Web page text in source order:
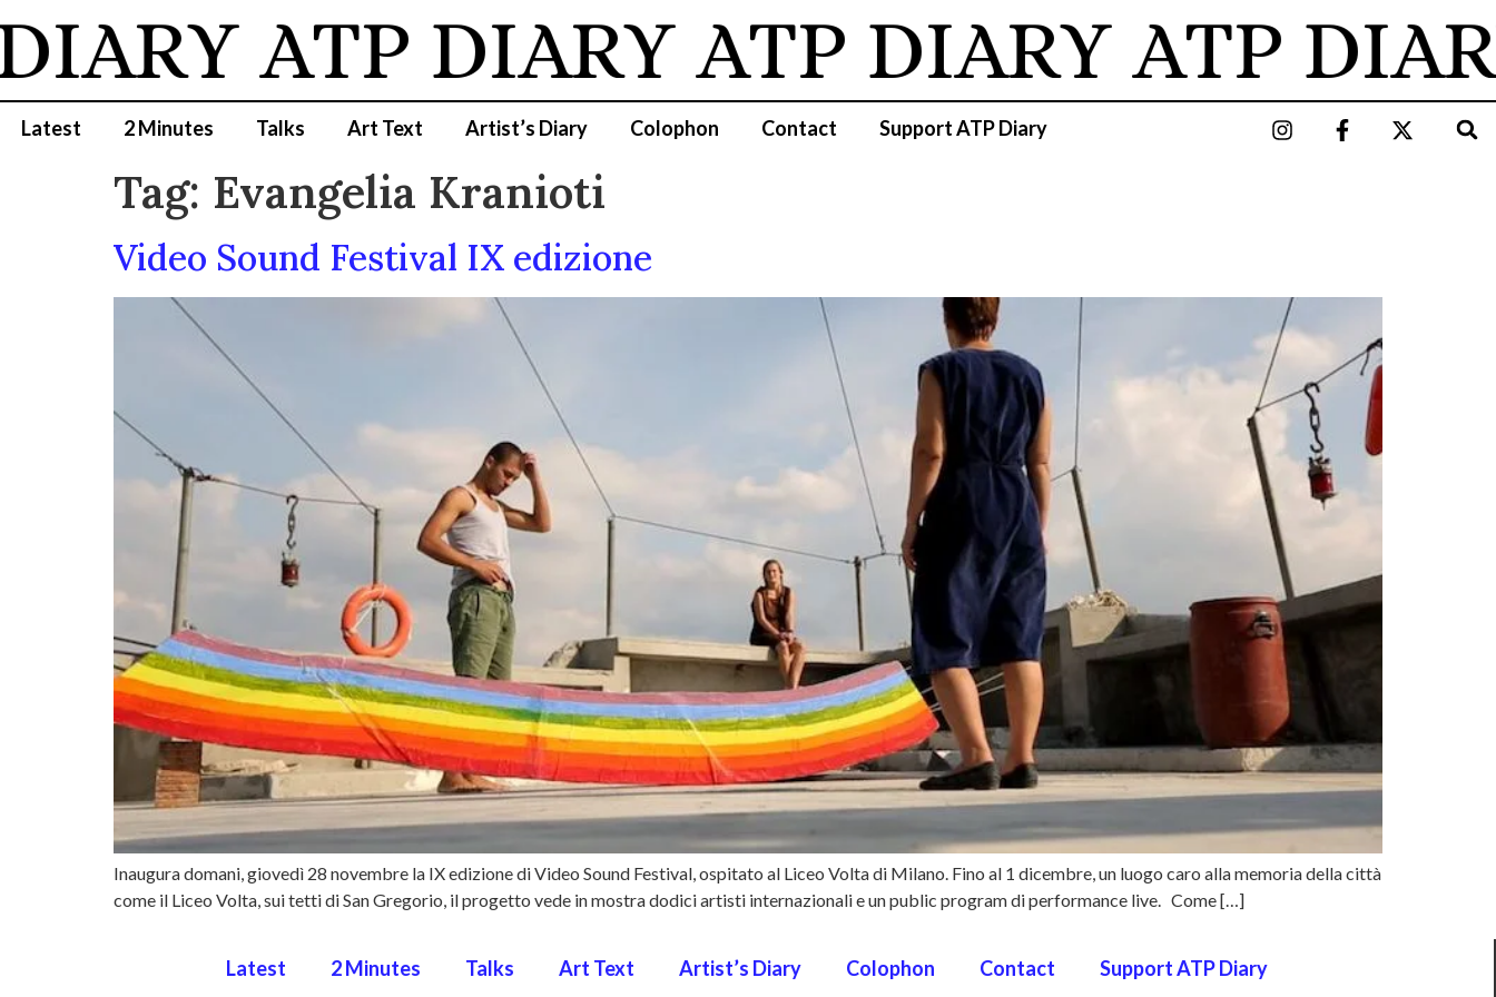
ATP DIARY ATP DIARY ATP
Latest 2 Minutes Talks Art Text Artist’s Diary Colophon Contact Support ATP Diary
Tag: Evangelia Kranioti
Video Sound Festival IX edizione
Inaugura domani, giovedì 28 novembre la IX edizione di Video Sound Festival, ospitato al Liceo Volta di Milano. Fino al 1 dicembre, un luogo caro alla memoria della città
come il Liceo Volta, sui tetti di San Gregorio, il progetto vede in mostra dodici artisti internazionali e un public program di performance live. Come […]
Latest 2 Minutes Talks Art Text Artist’s Diary Colophon Contact Support ATP Diary